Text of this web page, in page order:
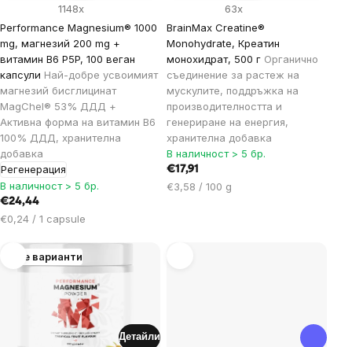
Performance Magnesium® 1000
mg, магнезий 200 mg +
витамин B6 P5P, 100 веган
капсули Най-добре усвоимият
магнезий бисглицинат
MagChel® 53% ДДД +
Активна форма на витамин B6
100% ДДД, хранителна
добавка
Регенерация
1148x
В наличност > 5 бр.
€24,44
Цена
мярка:
€0,24 / 1 capsule
BrainMax Creatine®
Monohydrate, Креатин
монохидрат, 500 г Органично
съединение за растеж на
мускулите, поддръжка на
производителността и
генериране на енергия,
хранителна добавка
63x
В наличност > 5 бр.
€17,91
Цена
€3,58 / 100 g
Още варианти
Детайли